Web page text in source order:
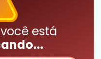
está